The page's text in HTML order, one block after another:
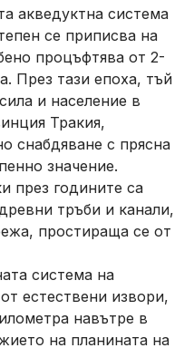
акведуктна система
се приписва на
процъфтява от 2-
През тази епоха, тъй
и население в
Тракия,
снабдяване с прясна
значение.
през годините са
тръби и канали,
простираща се от
система на
естествени извори,
навътре в
на планината на